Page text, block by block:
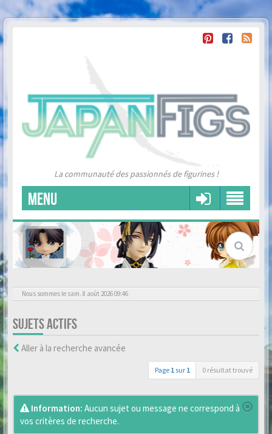
La communauté des passionnés de figurines !
MENU
Nous sommes le sam. 8 août 2026 09:46
SUJETS ACTIFS
Aller à la recherche avancée
Page 1 sur 1 0 résultat trouvé
Information: Aucun sujet ou message ne correspond à
vos critères de recherche.